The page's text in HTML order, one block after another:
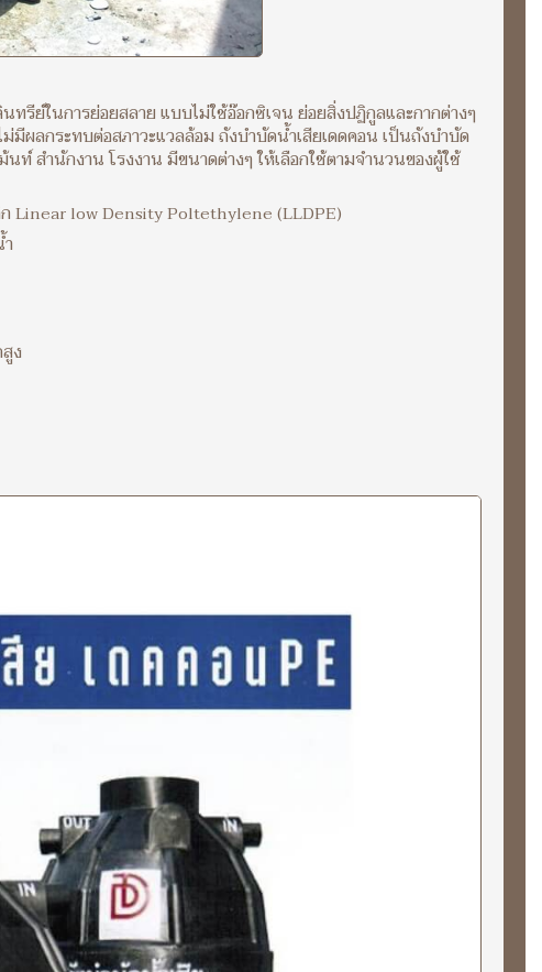
รีย์ในการย่อยสลาย แบบไม่ใช้อ๊อกซิเจน ย่อยสิ่งปฏิกูลและกากต่างๆ
มีผลกระทบต่อสภาวะแวลล้อม ถังบำบัดน้ำเสียเดดคอน เป็นถังบำบัด
ท์ สำนักงาน โรงงาน มีขนาดต่างๆ ให้เลือกใช้ตามจำนวนของผู้ใช้
Linear low Density Poltethylene (LLDPE)
ง